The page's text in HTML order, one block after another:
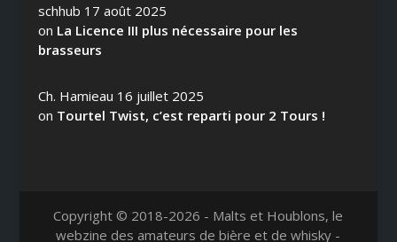
schhub 17 août 2025
on La Licence III plus nécessaire pour les
brasseurs
Ch. Hamieau 16 juillet 2025
on Tourtel Twist, c’est reparti pour 2 Tours !
Copyright © 2018-2026 - Malts et Houblons, le
webzine des amateurs de bière et de whisky -